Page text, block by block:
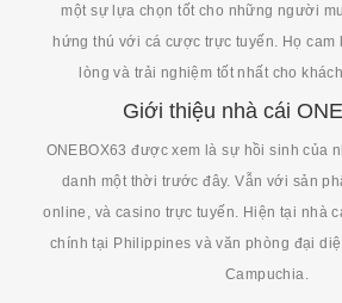
một sự lựa chọn tốt cho những người
hứng thú với cá cược trực tuyến. Họ cam
lòng và trải nghiệm tốt nhất cho
Giới thiệu nhà cái
ONEBOX63 được xem là sự hồi sinh của
danh một thời trước đây. Vẫn với sản
online, và casino trực tuyến. Hiện tại nhà
chính tại Philippines và văn phòng đại
Campuchia.